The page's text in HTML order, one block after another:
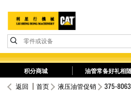
零件或设备
积分商城 油管常备好礼相
返回 首页 液压油管促销 375-